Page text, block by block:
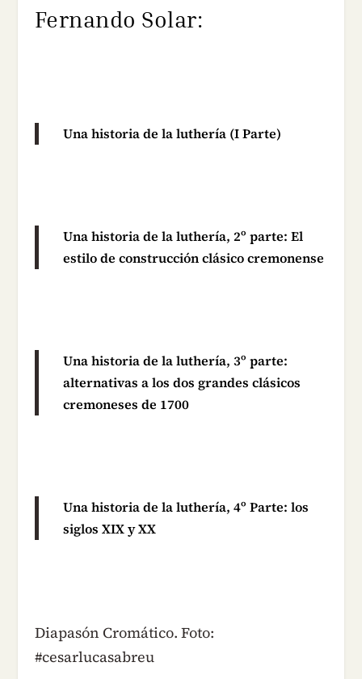
Fernando Solar:
Una historia de la luthería (I Parte)
Una historia de la luthería, 2º parte: El
estilo de construcción clásico cremonense
Una historia de la luthería, 3º parte:
alternativas a los dos grandes clásicos
cremoneses de 1700
Una historia de la luthería, 4º Parte: los
siglos XIX y XX
Diapasón Cromático. Foto:
#cesarlucasabreu